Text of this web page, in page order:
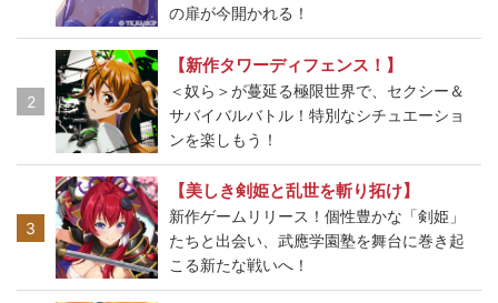
の扉が今開かれる！
2
【新作タワーディフェンス！】
＜奴ら＞が蔓延る極限世界で、セクシー＆
サバイバルバトル！特別なシチュエーショ
ンを楽しもう！
3
【美しき剣姫と乱世を斬り拓け】
新作ゲームリリース！個性豊かな「剣姫」
たちと出会い、武應学園塾を舞台に巻き起
こる新たな戦いへ！